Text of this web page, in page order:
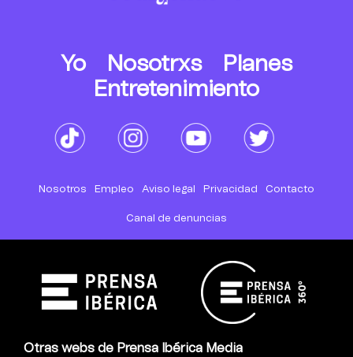
Yo Nosotrxs
Planes
Entretenimiento
Nosotros Empleo Aviso legal Privacidad Contacto
Canal de denuncias
Otras webs de Prensa Ibérica Media